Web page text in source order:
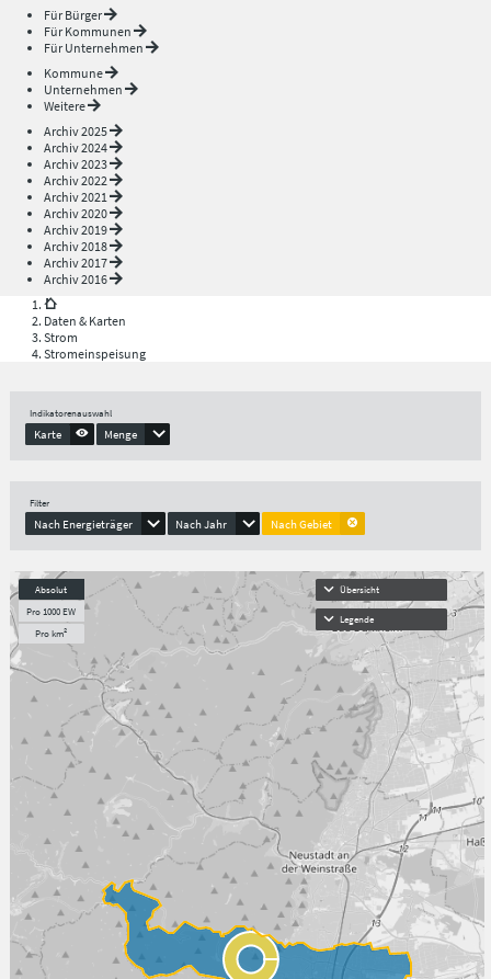
Für Bürger
Für Kommunen
Für Unternehmen
Kommune
Unternehmen
Weitere
Archiv 2025
Archiv 2024
Archiv 2023
Archiv 2022
Archiv 2021
Archiv 2020
Archiv 2019
Archiv 2018
Archiv 2017
Archiv 2016
Daten & Karten
Strom
Stromeinspeisung
Indikatorenauswahl
Karte Menge
Filter
Nach Energieträger Nach Jahr Nach Gebiet
Absolut
Pro 1000 EW
Pro km²
Übersicht
Legende